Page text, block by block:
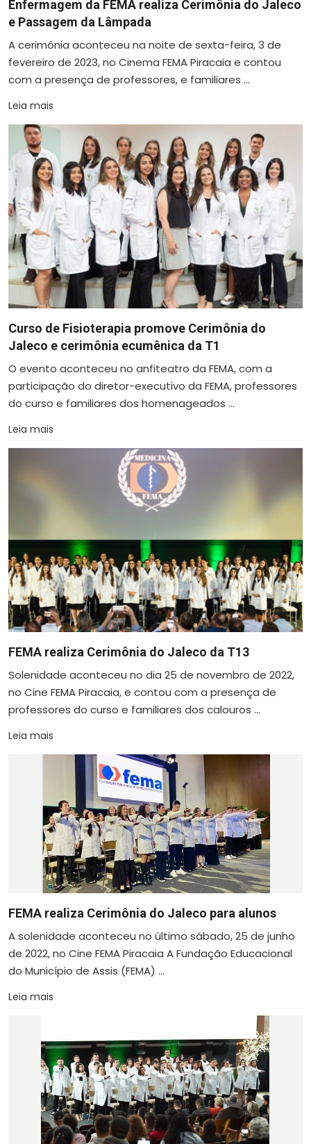
Enfermagem da FEMA realiza Cerimônia do Jaleco
e Passagem da Lâmpada
A cerimônia aconteceu na noite de sexta-feira, 3 de
fevereiro de 2023, no Cinema FEMA Piracaia e contou
com a presença de professores, e familiares ...
Leia mais
Curso de Fisioterapia promove Cerimônia do
Jaleco e cerimônia ecumênica da T1
O evento aconteceu no anfiteatro da FEMA, com a
participação do diretor-executivo da FEMA, professores
do curso e familiares dos homenageados ...
Leia mais
FEMA realiza Cerimônia do Jaleco da T13
Solenidade aconteceu no dia 25 de novembro de 2022,
no Cine FEMA Piracaia, e contou com a presença de
professores do curso e familiares dos calouros ...
Leia mais
FEMA realiza Cerimônia do Jaleco para alunos
A solenidade aconteceu no último sábado, 25 de junho
de 2022, no Cine FEMA Piracaia A Fundação Educacional
do Município de Assis (FEMA) ...
Leia mais